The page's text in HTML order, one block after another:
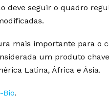
deve seguir o quadro
mais importante para o
um produto
Latina, África e Ásia.
Bio.